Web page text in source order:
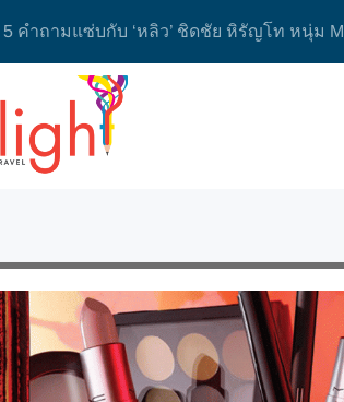
5 คำถามแซ่บกับ ‘หลิว’ ชิดชัย หิรัญโท หนุ่ม